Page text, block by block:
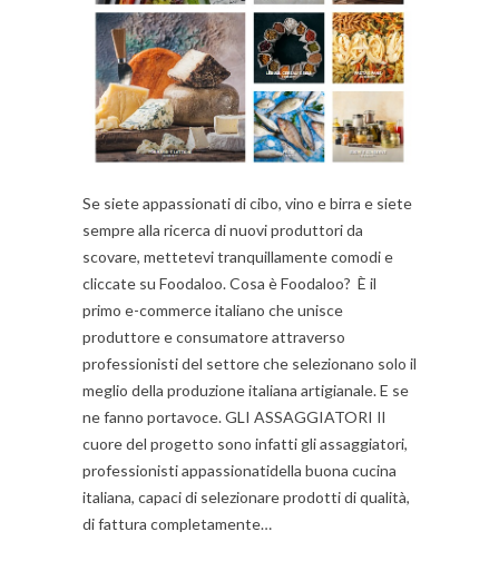
Se siete appassionati di cibo, vino e birra e siete
sempre alla ricerca di nuovi produttori da
scovare, mettetevi tranquillamente comodi e
cliccate su Foodaloo. Cosa è Foodaloo? È il
primo e-commerce italiano che unisce
produttore e consumatore attraverso
professionisti del settore che selezionano solo il
meglio della produzione italiana artigianale. E se
ne fanno portavoce. GLI ASSAGGIATORI Il
cuore del progetto sono infatti gli assaggiatori,
professionisti appassionatidella buona cucina
italiana, capaci di selezionare prodotti di qualità,
di fattura completamente…